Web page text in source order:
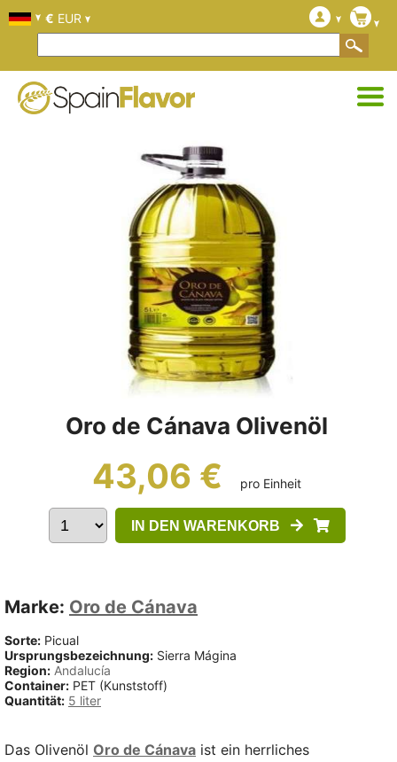
Oro de Cánava Olivenöl
43,06 € pro Einheit
IN DEN WARENKORB
Marke: Oro de Cánava
Sorte: Picual
Ursprungsbezeichnung: Sierra Mágina
Region: Andalucía
Container: PET (Kunststoff)
Quantität: 5 liter
Das Olivenöl Oro de Cánava ist ein herrliches
€ EUR